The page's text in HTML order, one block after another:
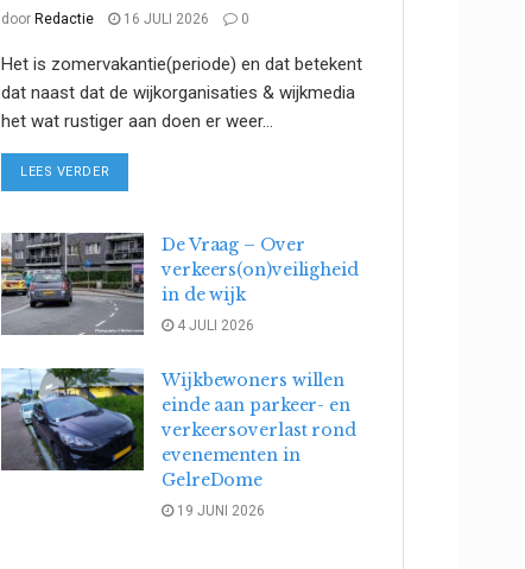
door Redactie 16 JULI 2026 0
Het is zomervakantie(periode) en dat betekent
dat naast dat de wijkorganisaties & wijkmedia
het wat rustiger aan doen er weer...
LEES VERDER
De Vraag – Over
verkeers(on)veiligheid
in de wijk
4 JULI 2026
Wijkbewoners willen
einde aan parkeer- en
verkeersoverlast rond
evenementen in
GelreDome
19 JUNI 2026